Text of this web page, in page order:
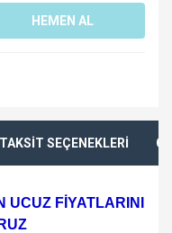
HEMEN AL
TAKSİT SEÇENEKLERİ
UCUZ FİYATLARINI